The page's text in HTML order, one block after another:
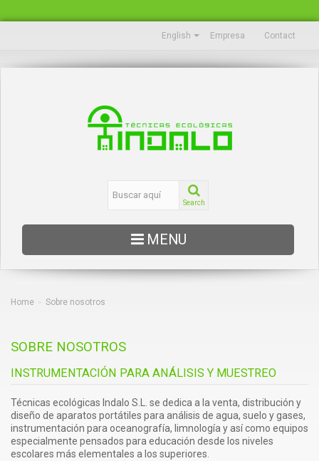
Contact
Empresa
English
Search
MENU
EDUCACIÓN
AGUA
Home > Sobre nosotros
SOBRE NOSOTROS
INSTRUMENTACIÓN PARA ANÁLISIS Y MUESTREO
Técnicas ecológicas Indalo S.L. se dedica a la venta, distribución y
diseño de aparatos portátiles para análisis de agua, suelo y gases,
instrumentación para oceanografía, limnología y así como equipos
especialmente pensados para educación desde los niveles
escolares más elementales a los superiores.